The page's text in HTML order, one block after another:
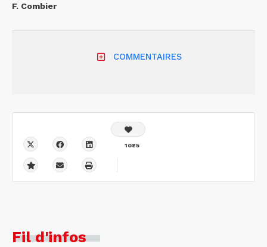
F. Combier
COMMENTAIRES
1085
Fil d'infos